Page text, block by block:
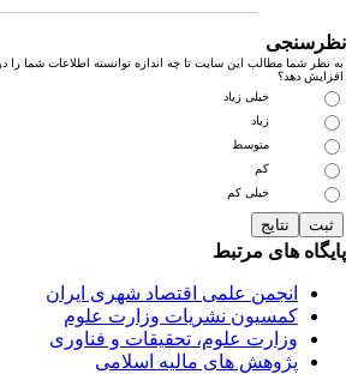
نظر شما مطالب این سایت تا چه اندازه توانسته اطلاعات شما را
دهد؟
خیلی زیاد
زیاد
متوسط
خیلی کم
های مرتبط
انجمن علمی اقتصاد شهری ایران
کمسیون نشریات وزارت علوم
وزارت علوم، تحقیقات و فناوری
پژوهش های مالیه اسلامی